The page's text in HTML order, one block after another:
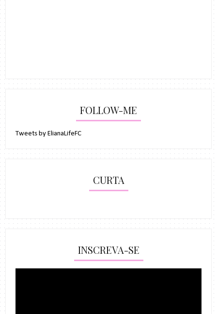
FOLLOW-ME
Tweets by ElianaLifeFC
CURTA
INSCREVA-SE